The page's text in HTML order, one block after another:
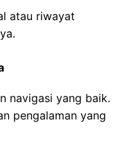
atau riwayat
navigasi yang baik.
pengalaman yang